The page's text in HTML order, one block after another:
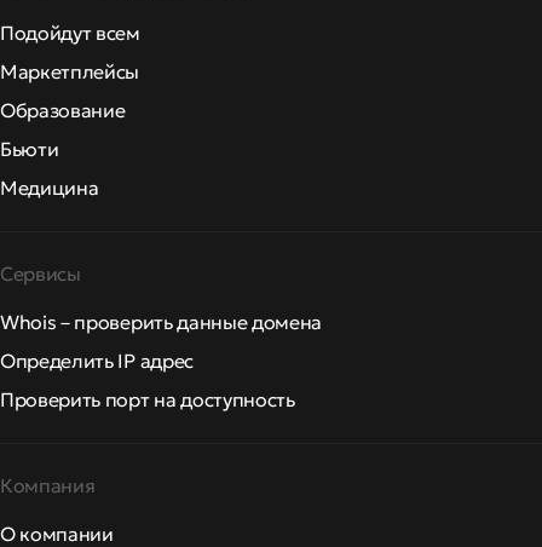
Подойдут всем
Маркетплейсы
Образование
Бьюти
Медицина
Сервисы
Whois – проверить данные домена
Определить IP адрес
Проверить порт на доступность
Компания
О компании